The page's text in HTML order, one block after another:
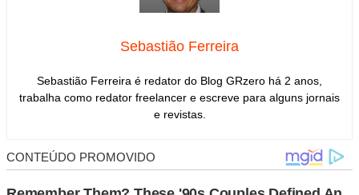
Sebastião Ferreira
Sebastião Ferreira é redator do Blog GRzero há 2 anos,
trabalha como redator freelancer e escreve para alguns jornais
e revistas.